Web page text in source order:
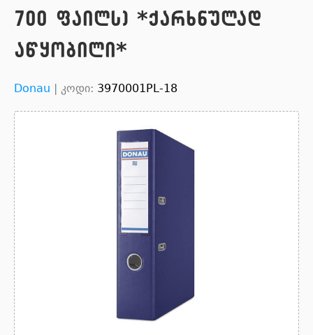
700 ფაილს) *ქარხნულად
აწყობილი*
Donau | კოდი: 3970001PL-18